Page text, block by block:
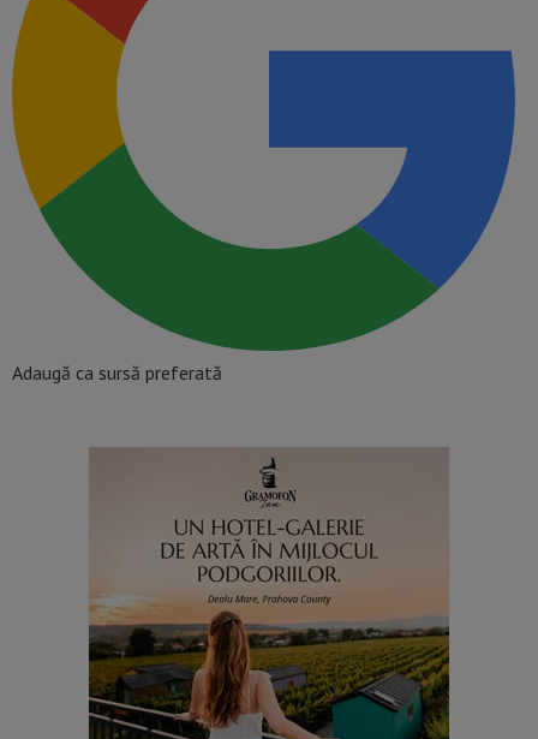
Adaugă ca sursă preferată